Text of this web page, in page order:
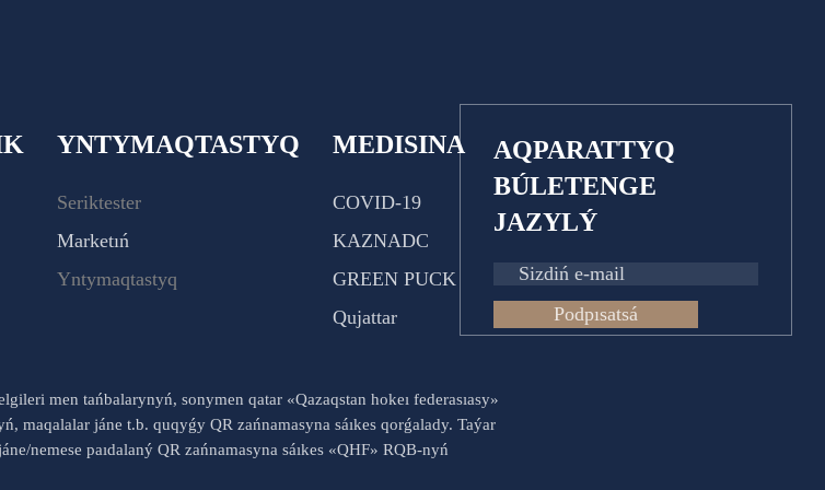
YNTYMAQTASTYQ
Seriktester
Marketıń
Yntymaqtastyq
MEDISINA
COVID-19
KAZNADC
GREEN PUCK
Qujattar
AQPARATTYQ
BÚLETENGE
JAZYLÝ
Podpısatsá
men tańbalarynyń, sonymen qatar «Qazaqstan hokeı federasıasy»
maqalalar jáne t.b. quqyǵy QR zańnamasyna sáıkes qorǵalady. Taýar
nemese paıdalaný QR zańnamasyna sáıkes «QHF» RQB-nyń